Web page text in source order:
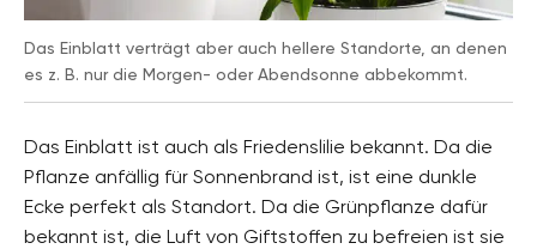
Das Einblatt verträgt aber auch hellere Standorte, an denen
es z. B. nur die Morgen- oder Abendsonne abbekommt.
Das Einblatt ist auch als Friedenslilie bekannt. Da die
Pflanze anfällig für Sonnenbrand ist, ist eine dunkle
Ecke perfekt als Standort. Da die Grünpflanze dafür
bekannt ist, die Luft von Giftstoffen zu befreien ist sie